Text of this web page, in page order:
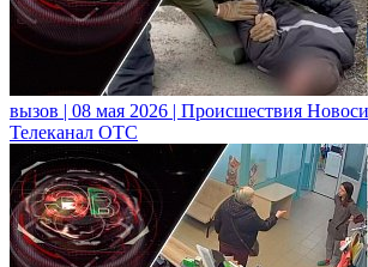
вызов | 08 мая 2026 | Происшествия
Телеканал ОТС